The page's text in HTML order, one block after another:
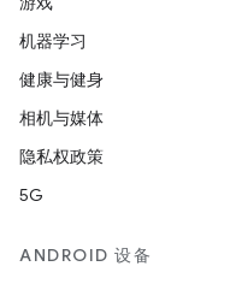
机器学习
健康与健身
相机与媒体
隐私权政策
5G
ANDROID 设备